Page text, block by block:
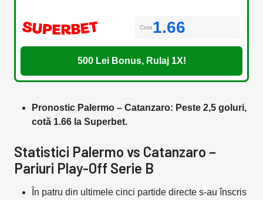
Cota1.66
500 Lei Bonus, Rulaj 1X!
Pronostic Palermo – Catanzaro: Peste 2,5 goluri,
cotă 1.66 la Superbet.
Statistici Palermo vs Catanzaro –
Pariuri Play-Off Serie B
În patru din ultimele cinci partide directe s-au înscris